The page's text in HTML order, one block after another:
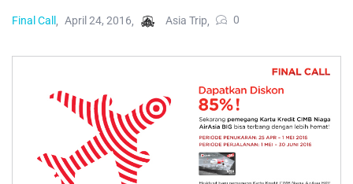
Final Call April 24, 2016 Asia Trip 0